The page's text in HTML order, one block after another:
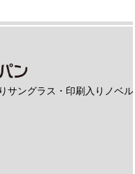
サングラス・印刷入りノベ